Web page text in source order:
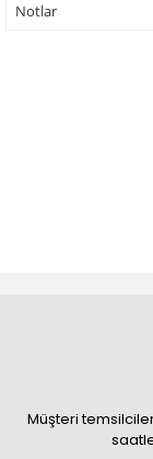
Notlar
Müşteri